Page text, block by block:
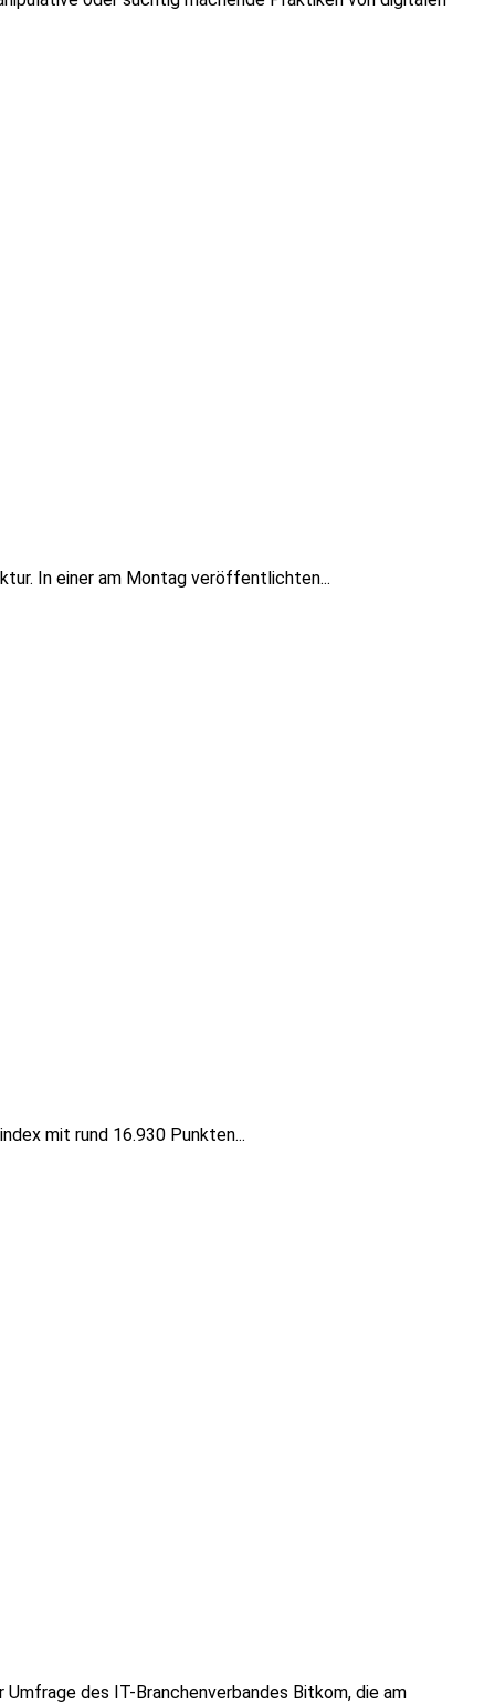
In einer am Montag veröffentlichten...
mit rund 16.930 Punkten...
des IT-Branchenverbandes Bitkom, die am